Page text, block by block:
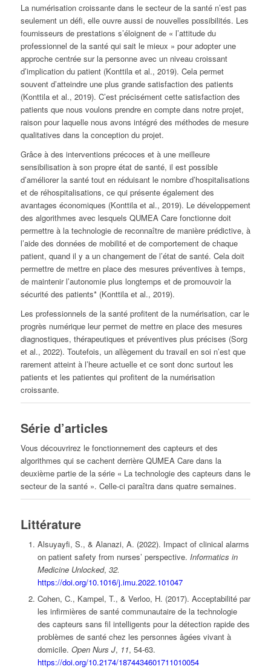
La numérisation croissante dans le secteur de la santé n’est pas
seulement un défi, elle ouvre aussi de nouvelles possibilités. Les
fournisseurs de prestations s’éloignent de « l’attitude du
professionnel de la santé qui sait le mieux » pour adopter une
approche centrée sur la personne avec un niveau croissant
d’implication du patient (Konttila et al., 2019). Cela permet
souvent d’atteindre une plus grande satisfaction des patients
(Konttila et al., 2019). C’est précisément cette satisfaction des
patients que nous voulons prendre en compte dans notre projet,
raison pour laquelle nous avons intégré des méthodes de mesure
qualitatives dans la conception du projet.
Grâce à des interventions précoces et à une meilleure
sensibilisation à son propre état de santé, il est possible
d’améliorer la santé tout en réduisant le nombre d’hospitalisations
et de réhospitalisations, ce qui présente également des
avantages économiques (Konttila et al., 2019). Le développement
des algorithmes avec lesquels QUMEA Care fonctionne doit
permettre à la technologie de reconnaître de manière prédictive, à
l’aide des données de mobilité et de comportement de chaque
patient, quand il y a un changement de l’état de santé. Cela doit
permettre de mettre en place des mesures préventives à temps,
de maintenir l’autonomie plus longtemps et de promouvoir la
sécurité des patients* (Konttila et al., 2019).
Les professionnels de la santé profitent de la numérisation, car le
progrès numérique leur permet de mettre en place des mesures
diagnostiques, thérapeutiques et préventives plus précises (Sorg
et al., 2022). Toutefois, un allègement du travail en soi n’est que
rarement atteint à l’heure actuelle et ce sont donc surtout les
patients et les patientes qui profitent de la numérisation
croissante.
Série d’articles
Vous découvrirez le fonctionnement des capteurs et des
algorithmes qui se cachent derrière QUMEA Care dans la
deuxième partie de la série « La technologie des capteurs dans le
secteur de la santé ». Celle-ci paraîtra dans quatre semaines.
Littérature
Alsuyayfi, S., & Alanazi, A. (2022). Impact of clinical alarms
on patient safety from nurses’ perspective. Informatics in
Medicine Unlocked, 32.
https://doi.org/10.1016/j.imu.2022.101047
Cohen, C., Kampel, T., & Verloo, H. (2017). Acceptabilité par
les infirmières de santé communautaire de la technologie
des capteurs sans fil intelligents pour la détection rapide des
problèmes de santé chez les personnes âgées vivant à
domicile. Open Nurs J, 11, 54-63.
https://doi.org/10.2174/1874434601711010054